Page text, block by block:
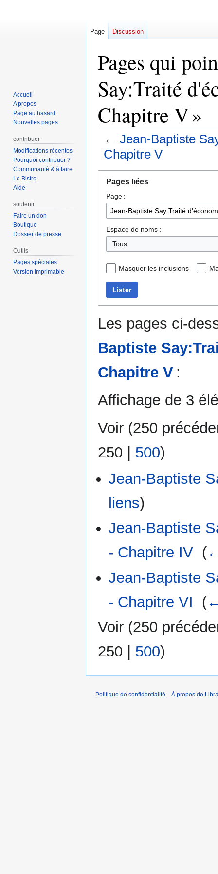
Pages qui
Say:Traité
Chapitre V »
← Jean-Baptiste
Chapitre V
navigation
recherche
Pages liées
Page :
Espace de noms :
Masquer les inclusions
Lister
Les pages ci-
Baptiste
Chapitre V :
Affichage de 3
Voir (250
250 | 500)
Jean-Baptiste
liens)
Jean-Baptiste
- Chapitre IV (
Jean-Baptiste
- Chapitre VI
(
Voir (250
250
500)
Page Discussion
Accueil
A propos
Page au hasard
Nouvelles pages
contribuer
Modifications récentes
Pourquoi contribuer ?
Communauté & à faire
Le Bistro
Aide
soutenir
Faire un don
Boutique
Dossier de presse
Outils
Pages spéciales
Version imprimable
Politique de confidentialité À propos de